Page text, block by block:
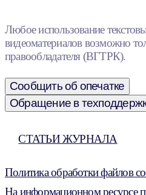
Любое использование
видеоматериалов возможно
правообладателя (ВГТРК).
Сообщить об опечатке
Обращение в
СТАТЬИ ЖУРНАЛА
Политика обработки файлов
На информационном ресурсе